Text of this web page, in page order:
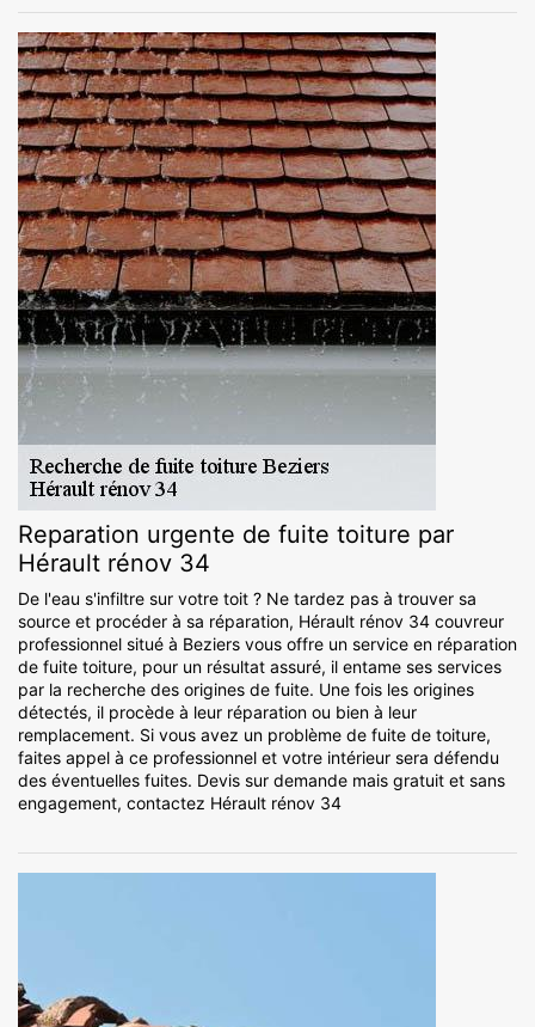
Reparation urgente de fuite toiture par
Hérault rénov 34
De l'eau s'infiltre sur votre toit ? Ne tardez pas à trouver sa
source et procéder à sa réparation, Hérault rénov 34 couvreur
professionnel situé à Beziers vous offre un service en réparation
de fuite toiture, pour un résultat assuré, il entame ses services
par la recherche des origines de fuite. Une fois les origines
détectés, il procède à leur réparation ou bien à leur
remplacement. Si vous avez un problème de fuite de toiture,
faites appel à ce professionnel et votre intérieur sera défendu
des éventuelles fuites. Devis sur demande mais gratuit et sans
engagement, contactez Hérault rénov 34